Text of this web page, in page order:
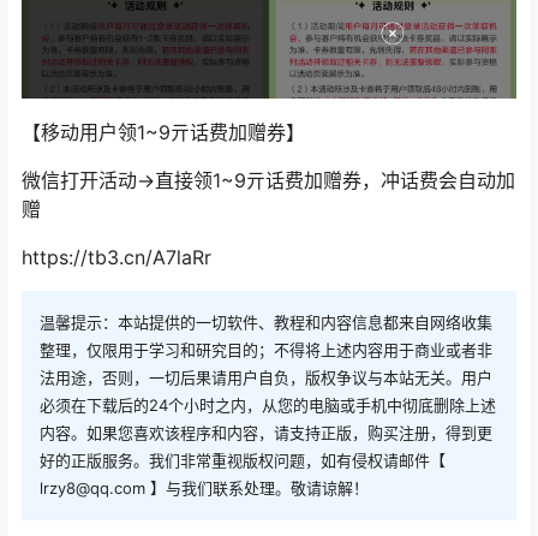
【移动用户领1~9亓话费加赠券】
微信打开活动->直接领1~9亓话费加赠券，冲话费会自动加
赠
https://tb3.cn/A7laRr
温馨提示：本站提供的一切软件、教程和内容信息都来自网络收集
整理，仅限用于学习和研究目的；不得将上述内容用于商业或者非
法用途，否则，一切后果请用户自负，版权争议与本站无关。用户
必须在下载后的24个小时之内，从您的电脑或手机中彻底删除上述
内容。如果您喜欢该程序和内容，请支持正版，购买注册，得到更
好的正版服务。我们非常重视版权问题，如有侵权请邮件【
lrzy8@qq.com 】与我们联系处理。敬请谅解！